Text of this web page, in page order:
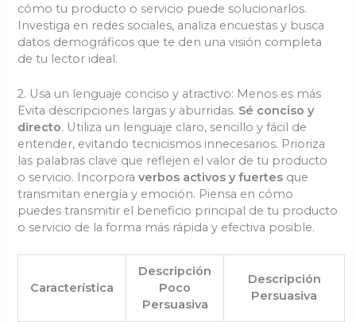
cómo tu producto o servicio puede solucionarlos.
Investiga en redes sociales, analiza encuestas y busca
datos demográficos que te den una visión completa
de tu lector ideal.
2. Usa un lenguaje conciso y atractivo: Menos es más
Evita descripciones largas y aburridas. Sé conciso y
directo. Utiliza un lenguaje claro, sencillo y fácil de
entender, evitando tecnicismos innecesarios. Prioriza
las palabras clave que reflejen el valor de tu producto
o servicio. Incorporaverbos activos y fuertes que
transmitan energía y emoción. Piensa en cómo
puedes transmitir el beneficio principal de tu producto
o servicio de la forma más rápida y efectiva posible.
Característica
Descripción
Poco
Persuasiva
Descripción
Persuasiva